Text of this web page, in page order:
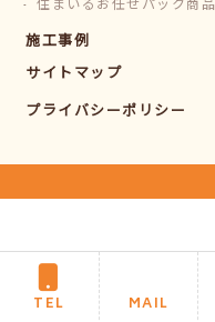
住まいるお任せパック商品
施工事例
サイトマップ
プライバシーポリシー
TEL MAIL